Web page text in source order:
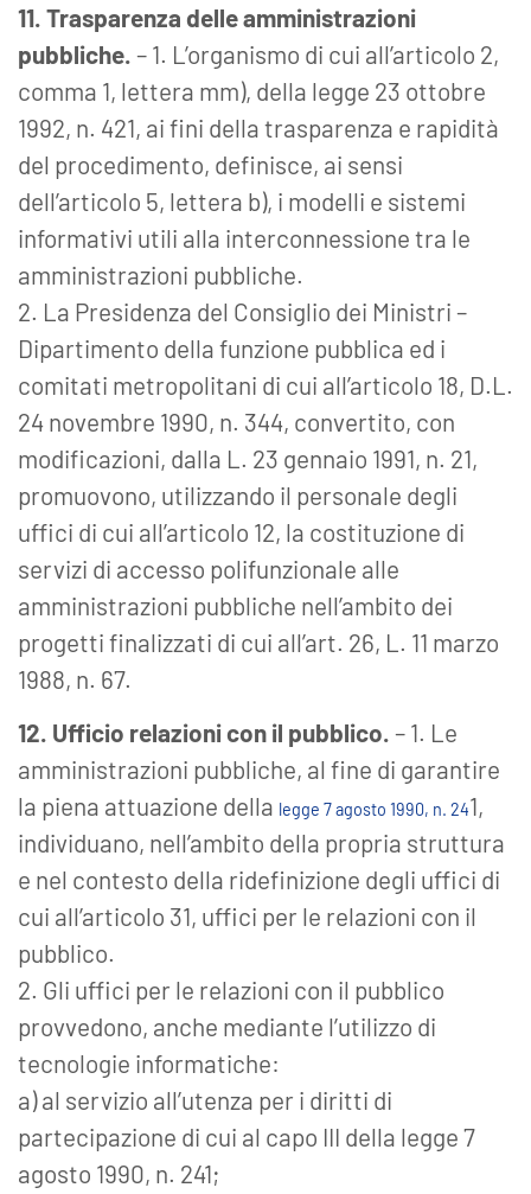
11. Trasparenza delle amministrazioni
pubbliche. – 1. L’organismo di cui all’articolo 2,
comma 1, lettera mm), della legge 23 ottobre
1992, n. 421, ai fini della trasparenza e rapidità
del procedimento, definisce, ai sensi
dell’articolo 5, lettera b), i modelli e sistemi
informativi utili alla interconnessione tra le
amministrazioni pubbliche.
2. La Presidenza del Consiglio dei Ministri –
Dipartimento della funzione pubblica ed i
comitati metropolitani di cui all’articolo 18, D.L.
24 novembre 1990, n. 344, convertito, con
modificazioni, dalla L. 23 gennaio 1991, n. 21,
promuovono, utilizzando il personale degli
uffici di cui all’articolo 12, la costituzione di
servizi di accesso polifunzionale alle
amministrazioni pubbliche nell’ambito dei
progetti finalizzati di cui all’art. 26, L. 11 marzo
1988, n. 67.
12. Ufficio relazioni con il pubblico. – 1. Le
amministrazioni pubbliche, al fine di garantire
la piena attuazione della legge 7 agosto 1990, n. 241,
individuano, nell’ambito della propria struttura
e nel contesto della ridefinizione degli uffici di
cui all’articolo 31, uffici per le relazioni con il
pubblico.
2. Gli uffici per le relazioni con il pubblico
provvedono, anche mediante l’utilizzo di
tecnologie informatiche:
a) al servizio all’utenza per i diritti di
partecipazione di cui al capo III della legge 7
agosto 1990, n. 241;